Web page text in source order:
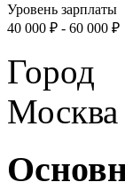
Уровень зарплаты
40 000 ₽ - 60 000 ₽
Город
Москва